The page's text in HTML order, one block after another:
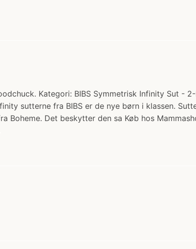
Kategori: BIBS Symmetrisk Infinity Sut -
sutterne fra BIBS er de nye børn i klassen.
Boheme. Det beskytter den sa Køb hos